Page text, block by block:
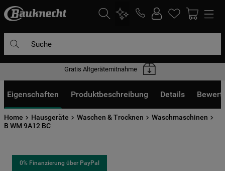
Gratis Altgerätemitnahme
Eigenschaften Produktbeschreibung Details
Home Hausgeräte Waschen & Trocknen
Waschmaschinen
B WM 9A12 BC
0% Finanzierung über PayPal
DIE HÄUFIGSTEN SUCHANFRAGEN
2. geschirrspülern
3. kühlgefrierkombination
5. trockner